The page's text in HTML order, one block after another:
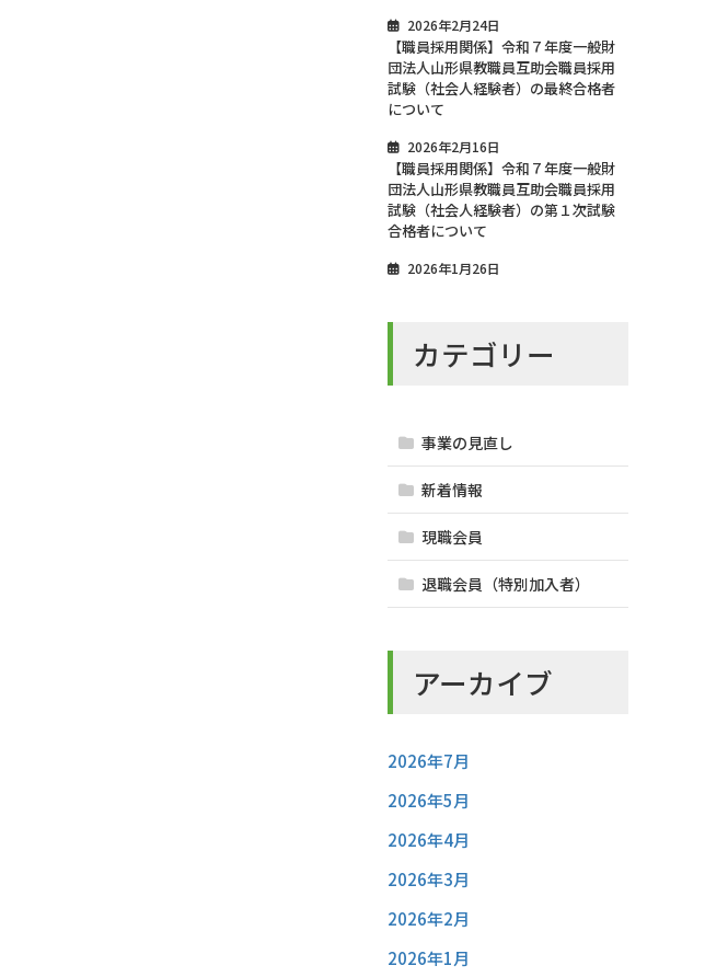
2026年2月24日
【職員採用関係】令和７年度一般財
団法人山形県教職員互助会職員採用
試験（社会人経験者）の最終合格者
について
2026年2月16日
【職員採用関係】令和７年度一般財
団法人山形県教職員互助会職員採用
試験（社会人経験者）の第１次試験
合格者について
2026年1月26日
カテゴリー
事業の見直し
新着情報
現職会員
退職会員（特別加入者）
アーカイブ
2026年7月
2026年5月
2026年4月
2026年3月
2026年2月
2026年1月